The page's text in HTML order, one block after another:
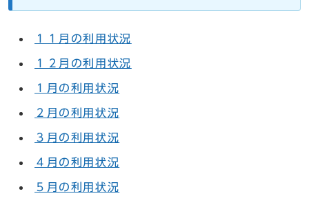
１１月の利用状況
１２月の利用状況
１月の利用状況
２月の利用状況
３月の利用状況
４月の利用状況
５月の利用状況